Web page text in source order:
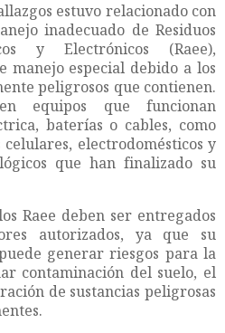
estuvo relacionado con
inadecuado de Residuos
y Electrónicos (Raee),
manejo especial debido a los
peligrosos que contienen.
equipos que funcionan
baterías o cables, como
electrodomésticos y
que han finalizado su
Raee deben ser entregados
autorizados, ya que su
generar riesgos para la
contaminación del suelo, el
de sustancias peligrosas